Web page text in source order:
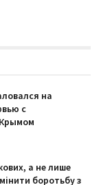
на
с
а не лише
боротьбу з